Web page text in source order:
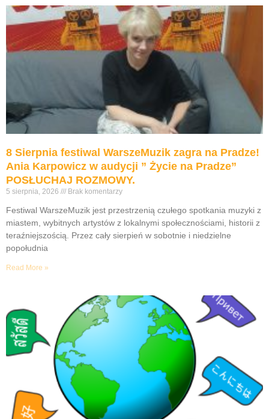
8 Sierpnia festiwal WarszeMuzik zagra na Pradze!
Ania Karpowicz w audycji ” Życie na Pradze”
POSŁUCHAJ ROZMOWY.
5 sierpnia, 2026 Brak komentarzy
Festiwal WarszeMuzik jest przestrzenią czułego spotkania muzyki z
miastem, wybitnych artystów z lokalnymi społecznościami, historii z
teraźniejszością. Przez cały sierpień w sobotnie i niedzielne
popołudnia
Read More »